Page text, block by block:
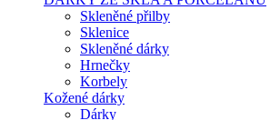
Skleněné přilby
Sklenice
Skleněné dárky
Hrnečky
Korbely
Kožené dárky
Dárky